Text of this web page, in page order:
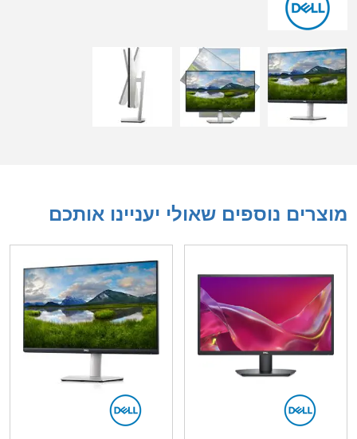
מוצרים נוספים שאולי יעניינו אותכם